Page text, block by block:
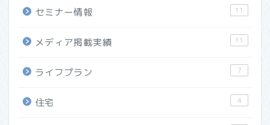
セミナー情報 11
メディア掲載実績 11
ライフプラン 7
住宅 4